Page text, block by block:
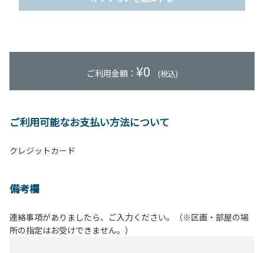
ご利用金額： ¥0 (税込)
ご利用可能なお支払い方法について
クレジットカード
備考欄
連絡事項がありましたら、ご入力ください。（※区画・部屋の場
所の指定はお受けできません。）